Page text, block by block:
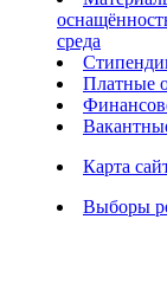
среда
Платные
Карта
Выборы